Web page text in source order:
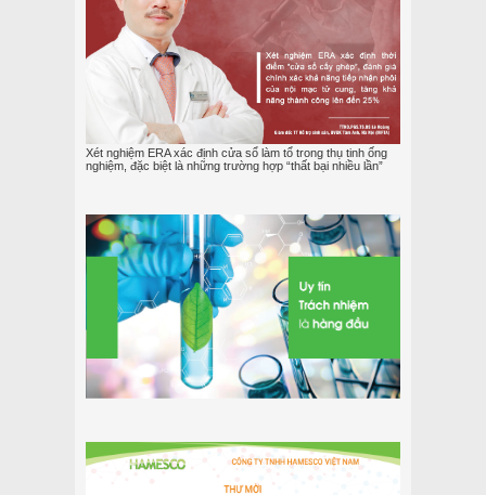
Xét nghiệm ERA xác định cửa sổ làm tổ trong thụ tinh ống
nghiệm, đặc biệt là những trường hợp “thất bại nhiều lần”